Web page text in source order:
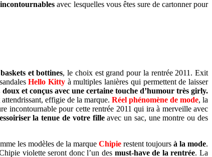
avec lesquelles vous êtes sure de cartonner pour
et bottines, le choix est grand pour la rentrée 2011. Exit
Hello Kitty à multiples lanières qui permettent de laisser
doux et conçus avec une certaine touche d’humour très girly.
effigie de la marque. Réel phénomène de mode, la
incontournable pour cette rentrée 2011 qui ira à merveille avec
la tenue de votre filleavec un sac, une montre ou des
les modèles de la marque Chipierestent toujoursà la mode.
violette seront donc l’un des must-have de la rentrée. La